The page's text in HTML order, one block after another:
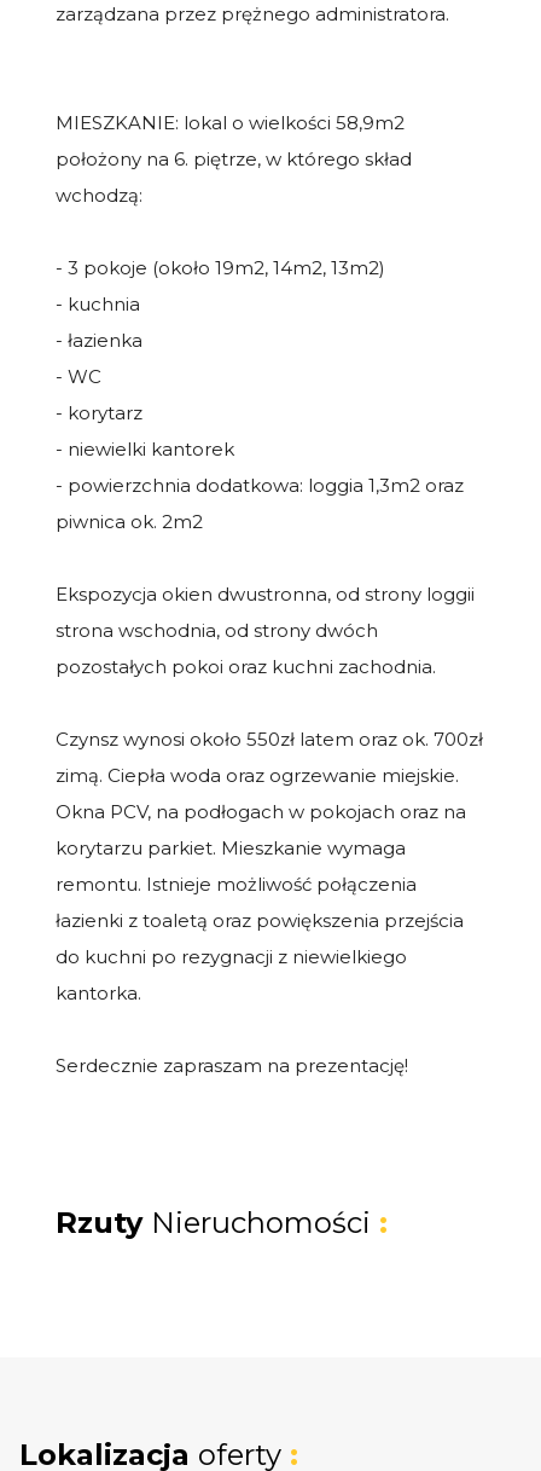
zarządzana przez prężnego administratora.
MIESZKANIE: lokal o wielkości 58,9m2
położony na 6. piętrze, w którego skład
wchodzą:
- 3 pokoje (około 19m2, 14m2, 13m2)
- kuchnia
- łazienka
- WC
- korytarz
- niewielki kantorek
- powierzchnia dodatkowa: loggia 1,3m2 oraz
piwnica ok. 2m2
Ekspozycja okien dwustronna, od strony loggii
strona wschodnia, od strony dwóch
pozostałych pokoi oraz kuchni zachodnia.
Czynsz wynosi około 550zł latem oraz ok. 700zł
zimą. Ciepła woda oraz ogrzewanie miejskie.
Okna PCV, na podłogach w pokojach oraz na
korytarzu parkiet. Mieszkanie wymaga
remontu. Istnieje możliwość połączenia
łazienki z toaletą oraz powiększenia przejścia
do kuchni po rezygnacji z niewielkiego
kantorka.
Serdecznie zapraszam na prezentację!
Rzuty Nieruchomości :
Lokalizacja oferty :